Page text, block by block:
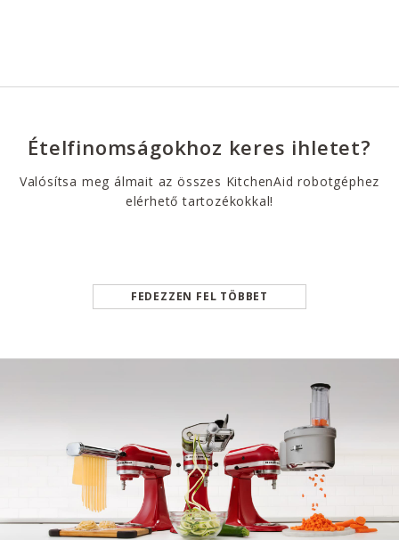
Ételfinomságokhoz keres ihletet?
Valósítsa meg álmait az összes KitchenAid robotgéphez
elérhető tartozékokkal!
FEDEZZEN FEL TÖBBET